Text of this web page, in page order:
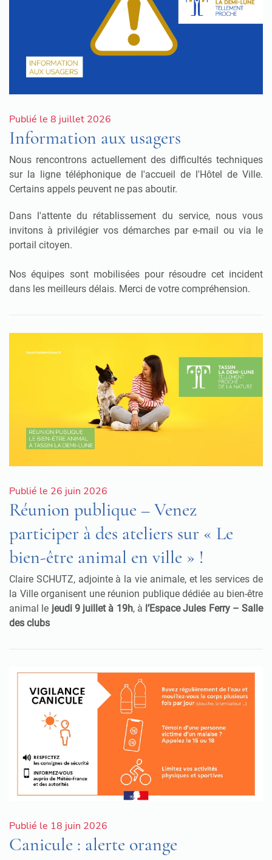
Publié le 8 juillet 2026
Information aux usagers
Nous rencontrons actuellement des difficultés techniques
sur la ligne téléphonique de l'accueil de l'Hôtel de Ville.
Certains appels peuvent ne pas aboutir.
Dans l'attente du rétablissement du service, nous vous
invitons à privilégier vos démarches par e-mail ou via le
portail citoyen.
Nos équipes sont mobilisées pour résoudre cet incident
dans les meilleurs délais. Merci de votre compréhension.
Publié le 26 juin 2026
Réunion publique – Venez
participer à des ateliers sur « Le
bien-être animal en ville » !
Claire SCHUTZ, adjointe à la vie animale, et les services de
la Ville organisent une réunion publique dédiée au bien-être
animal le jeudi 9 juillet à 19h, à l’Espace Jules Ferry – Salle
des clubs
Publié le 18 juin 2026
Canicule : alerte orange